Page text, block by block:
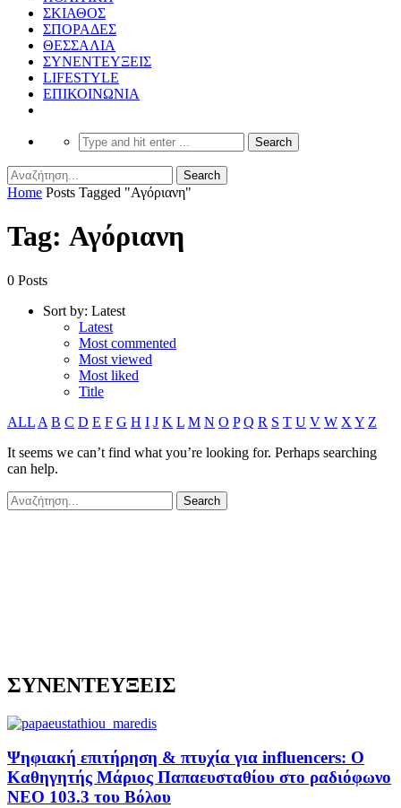
ΣΚΙΑΘΟΣ
ΣΠΟΡΑΔΕΣ
ΘΕΣΣΑΛΙΑ
ΣΥΝΕΝΤΕΥΞΕΙΣ
LIFESTYLE
ΕΠΙΚΟΙΝΩΝΙΑ
Home Posts Tagged "Αγόριανη"
Tag: Αγόριανη
0 Posts
Sort by: Latest
Latest
Most commented
Most viewed
Most liked
Title
ALL A B C D E F G H I J K L M N O P Q R S T U V W X Y Z
It seems we can’t find what you’re looking for. Perhaps searching
can help.
ΣΥΝΕΝΤΕΥΞΕΙΣ
Ψηφιακή επιτήρηση & πτυχία για influencers: Ο
Καθηγητής Μάριος Παπαευσταθίου στο ραδιόφωνο
NEO 103.3 του Βόλου